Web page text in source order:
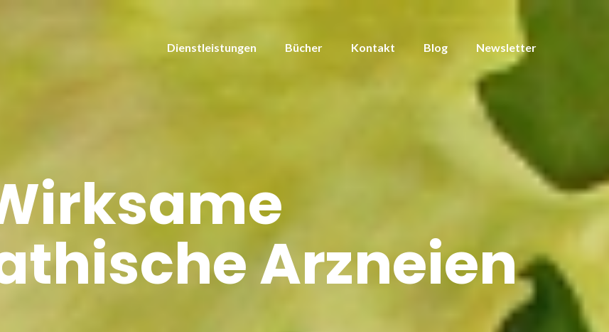
Dienstleistungen Bücher Kontakt Blog Newsletter
Arzneien